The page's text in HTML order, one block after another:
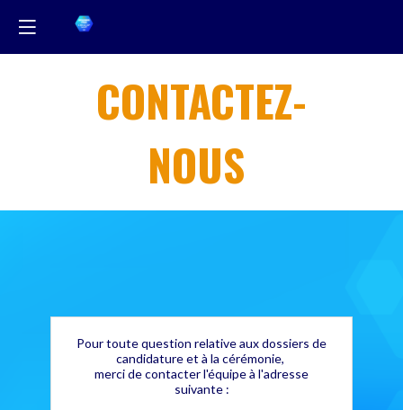
CONTACTEZ-
NOUS
Pour toute question relative aux dossiers de
candidature et à la cérémonie,
merci de contacter l'équipe à l'adresse
suivante :